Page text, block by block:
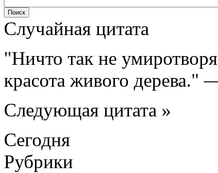
Случайная цитата
Ничто так не
красота живого дерева.
Следующая цитата »
Сегодня
Рубрики